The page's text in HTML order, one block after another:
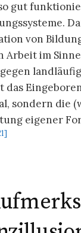
gut
von
Arbeit im
das
sondern die
eigener